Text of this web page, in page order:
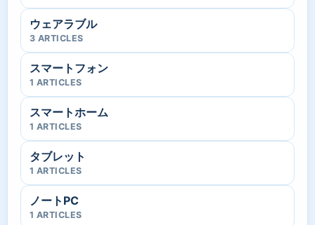
ウェアラブル
3 ARTICLES
スマートフォン
1 ARTICLES
スマートホーム
1 ARTICLES
タブレット
1 ARTICLES
ノートPC
1 ARTICLES